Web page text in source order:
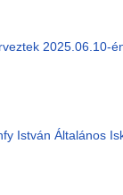
2025.06.10-
István Általános